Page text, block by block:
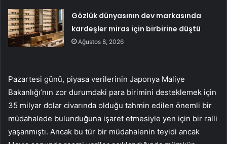
Gözlük dünyasının dev markasında
kardeşler miras için birbirine düştü
Ağustos 8, 2026
Pazartesi günü, piyasa verilerinin Japonya Maliye
Bakanlığı’nın zor durumdaki para birimini desteklemek için
35 milyar dolar civarında olduğu tahmin edilen önemli bir
müdahalede bulunduğuna işaret etmesiyle yen için bir ralli
yaşanmıştı. Ancak bu tür bir müdahalenin teyidi ancak